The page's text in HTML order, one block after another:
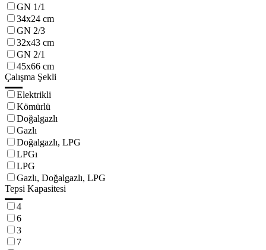
GN 1/1
34x24 cm
GN 2/3
32x43 cm
GN 2/1
45x66 cm
Çalışma Şekli
Elektrikli
Kömürlü
Doğalgazlı
Gazlı
Doğalgazlı, LPG
LPGı
LPG
Gazlı, Doğalgazlı, LPG
Tepsi Kapasitesi
4
6
3
7